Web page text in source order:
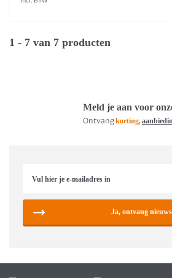
1 - 7 van 7 producten
Meld je aan voor
Ontvangkorting,
Ja, ontvang